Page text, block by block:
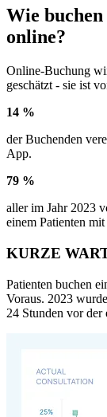
Wie
online?
Online-Buchung
geschätzt - sie ist
14 %
der Buchenden
App.
79 %
aller im Jahr 2023
einem Patienten
KURZE
Patienten buchen
Voraus. 2023
24 Stunden vor der